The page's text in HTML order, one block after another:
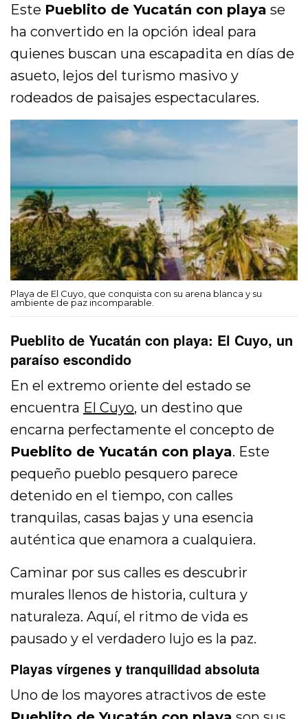
Este Pueblito de Yucatán con playa se
ha convertido en la opción ideal para
quienes buscan una escapadita en días de
asueto, lejos del turismo masivo y
rodeados de paisajes espectaculares.
Playa de El Cuyo, que conquista con su arena blanca y su
ambiente de paz incomparable.
Pueblito de Yucatán con playa: El Cuyo, un
paraíso escondido
En el extremo oriente del estado se
encuentra El Cuyo, un destino que
encarna perfectamente el concepto de
Pueblito de Yucatán con playa. Este
pequeño pueblo pesquero parece
detenido en el tiempo, con calles
tranquilas, casas bajas y una esencia
auténtica que enamora a cualquiera.
Caminar por sus calles es descubrir
murales llenos de historia, cultura y
naturaleza. Aquí, el ritmo de vida es
pausado y el verdadero lujo es la paz.
Playas vírgenes y tranquilidad absoluta
Uno de los mayores atractivos de este